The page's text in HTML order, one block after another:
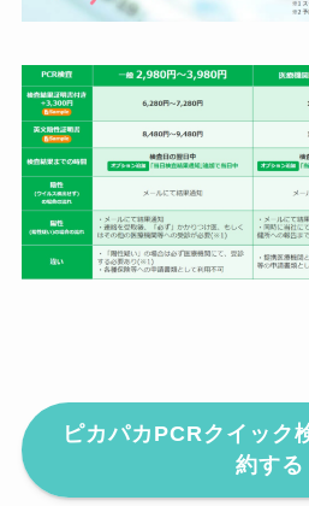
ピカパカPCRクイック
約する